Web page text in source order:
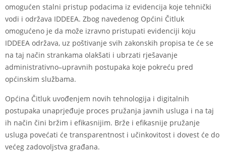
omogućen stalni pristup podacima iz evidencija koje tehnički
vodi i održava IDDEEA. Zbog navedenog Općini Čitluk
omogućeno je da može izravno pristupati evidenciji koju
IDDEEA održava, uz poštivanje svih zakonskih propisa te će se
na taj način strankama olakšati i ubrzati rješavanje
administrativno–upravnih postupaka koje pokreću pred
općinskim službama.
Općina Čitluk uvođenjem novih tehnologija i digitalnih
postupaka unaprjeđuje proces pružanja javnih usluga i na taj
ih način čini bržim i efikasnijim. Brže i efikasnije pružanje
usluga povećati će transparentnost i učinkovitost i dovest će do
većeg zadovoljstva građana.